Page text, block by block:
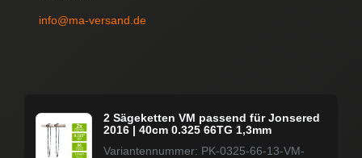
info@ma-versand.de
2 Sägeketten VM passend für Jonsered
2016 | 40cm 0.325 66TG 1,3mm
Variantennummer: PK-0325-66-13-VM-